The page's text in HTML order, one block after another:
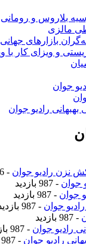
بلاروس و رومانی
مالزی
بازارهای جهانی
و ویزای کار با
جوان
بهبهانی رادیو جوان
نزن رادیو جوان - 986 بازدید
جوان - 987 بازدید
جوان - 987 بازدید
جوان - 987 بازدید
- 987 بازدید
رادیو جوان - 987 بازدید
رادیو جوان - 987 بازدید